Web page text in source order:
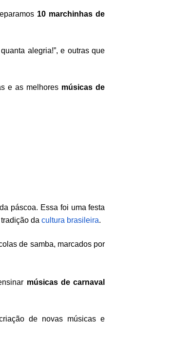
10 marchinhas de
alegria!”, e outras que
e as melhores músicas de
páscoa. Essa foi uma festa
da cultura brasileira.
de samba, marcados por
músicas de carnaval
de novas músicas e